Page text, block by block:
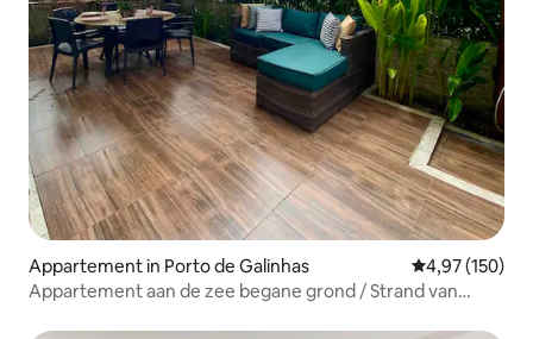
Appartement in Porto de Galinhas Gemiddelde
4,97 (150)
Appartement aan de zee begane grond / Strand van